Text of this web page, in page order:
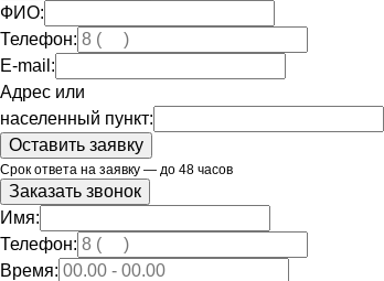
ФИО:
Телефон:
E-mail:
Адрес или
населенный пункт:
Срок ответа на заявку — до 48 часов
Заказать звонок
Имя:
Телефон:
Время: